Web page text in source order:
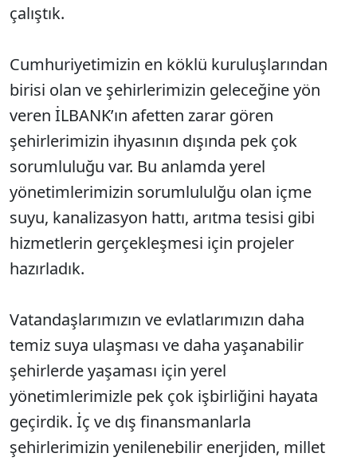
çalıştık.
Cumhuriyetimizin en köklü kuruluşlarından
birisi olan ve şehirlerimizin geleceğine yön
veren İLBANK’ın afetten zarar gören
şehirlerimizin ihyasının dışında pek çok
sorumluluğu var. Bu anlamda yerel
yönetimlerimizin sorumlululğu olan içme
suyu, kanalizasyon hattı, arıtma tesisi gibi
hizmetlerin gerçekleşmesi için projeler
hazırladık.
Vatandaşlarımızın ve evlatlarımızın daha
temiz suya ulaşması ve daha yaşanabilir
şehirlerde yaşaması için yerel
yönetimlerimizle pek çok işbirliğini hayata
geçirdik. İç ve dış finansmanlarla
şehirlerimizin yenilenebilir enerjiden, millet